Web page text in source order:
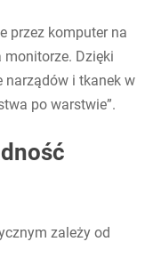
przez komputer na
monitorze. Dzięki
narządów i tkanek w
po warstwie”.
zależy od